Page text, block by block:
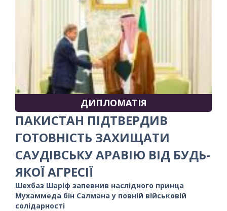
ДИПЛОМАТІЯ
ПАКИСТАН ПІДТВЕРДИВ
ГОТОВНІСТЬ ЗАХИЩАТИ
САУДІВСЬКУ АРАВІЮ ВІД БУДЬ-
ЯКОЇ АГРЕСІЇ
Шехбаз Шаріф запевнив наслідного принца
Мухаммеда бін Салмана у повній військовій
солідарності